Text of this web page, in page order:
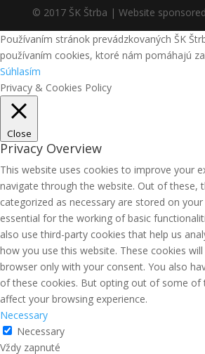
© 2017 ŠK Štrba | Website
Používaním stránok prevádzkovaných ŠK
používaním cookies, ktoré nám pomáhajú
Súhlasím
Privacy & Cookies Policy
Close
Privacy Overview
This website uses cookies to improve your
navigate through the website. Out of these,
categorized as necessary are stored on
essential for the working of basic
also use third-party cookies that help us
how you use this website. These cookies
browser only with your consent. You also
of these cookies. But opting out of some of
affect your browsing experience.
Necessary
Necessary
Vždy zapnuté